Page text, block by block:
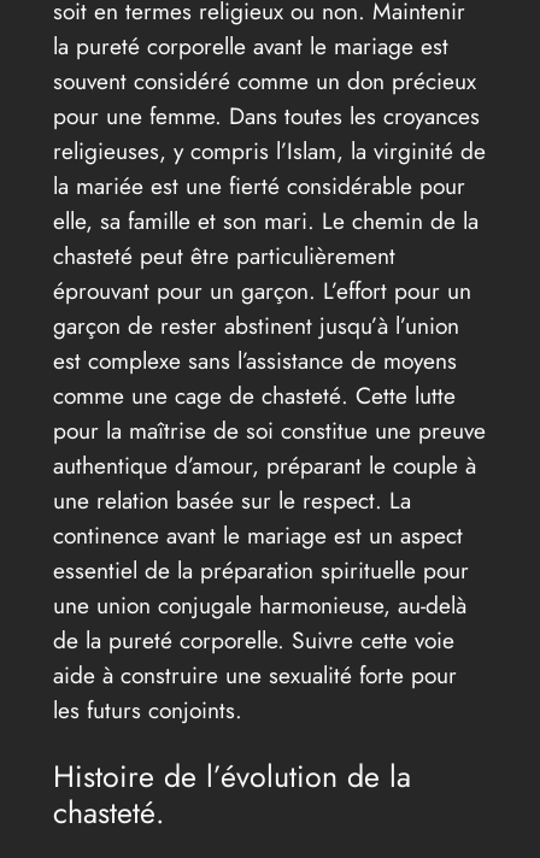
soit en termes religieux ou non. Maintenir
la pureté corporelle avant le mariage est
souvent considéré comme un don précieux
pour une femme. Dans toutes les croyances
religieuses, y compris l’Islam, la virginité de
la mariée est une fierté considérable pour
elle, sa famille et son mari. Le chemin de la
chasteté peut être particulièrement
éprouvant pour un garçon. L’effort pour un
garçon de rester abstinent jusqu’à l’union
est complexe sans l’assistance de moyens
comme une cage de chasteté. Cette lutte
pour la maîtrise de soi constitue une preuve
authentique d’amour, préparant le couple à
une relation basée sur le respect. La
continence avant le mariage est un aspect
essentiel de la préparation spirituelle pour
une union conjugale harmonieuse, au-delà
de la pureté corporelle. Suivre cette voie
aide à construire une sexualité forte pour
les futurs conjoints.
Histoire de l’évolution de la
chasteté.